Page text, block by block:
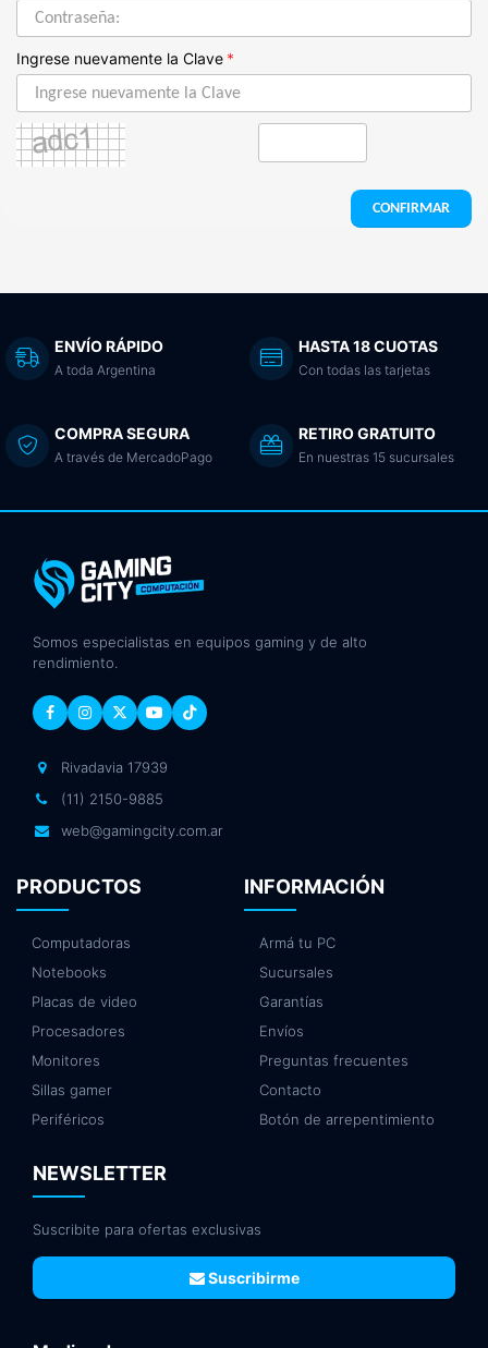
Ingrese nuevamente la Clave *
CONFIRMAR
ENVÍO RÁPIDO
A toda Argentina
HASTA 18 CUOTAS
Con todas las tarjetas
COMPRA SEGURA
A través de MercadoPago
RETIRO GRATUITO
En nuestras 15 sucursales
Somos especialistas en equipos gaming y de alto
rendimiento.
Rivadavia 17939
(11) 2150-9885
web@gamingcity.com.ar
PRODUCTOS
Computadoras
Notebooks
Placas de video
Procesadores
Monitores
Sillas gamer
Periféricos
INFORMACIÓN
Armá tu PC
Sucursales
Garantías
Envíos
Preguntas frecuentes
Contacto
Botón de arrepentimiento
NEWSLETTER
Suscribite para ofertas exclusivas
Suscribirme